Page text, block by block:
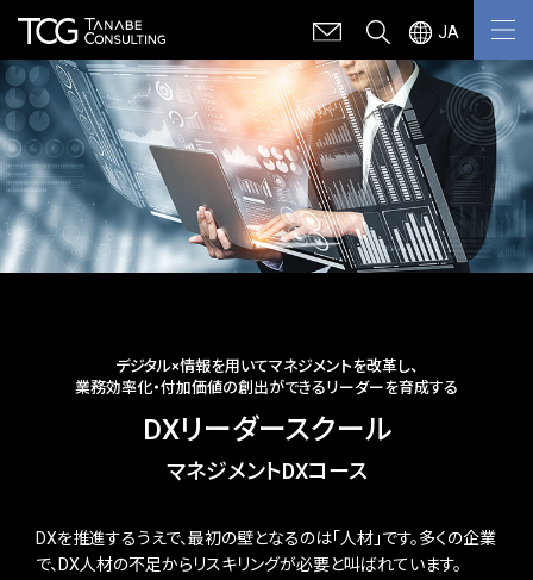
JA
デジタル×情報を用いてマネジメントを改革し、
業務効率化・付加価値の創出ができるリーダーを育成する
DXリーダースクール
マネジメントDXコース
DXを推進するうえで、最初の壁となるのは「人材」です。多くの企業
で、DX人材の不足からリスキリングが必要と叫ばれています。